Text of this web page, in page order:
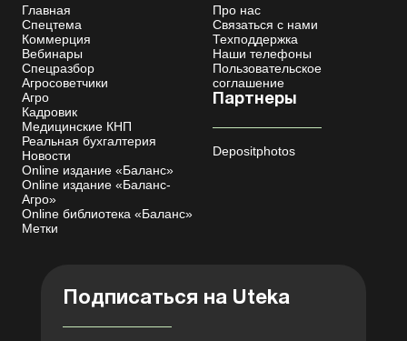
Главная
Спецтема
Коммерция
Вебинары
Спецразбор
Агросоветчики
Агро
Кадровик
Медицинские КНП
Реальная бухгалтерия
Новости
Online издание «Баланс»
Online издание «Баланс-
Агро»
Online библиотека «Баланс»
Метки
Про нас
Связаться с нами
Техподдержка
Наши телефоны
Пользовательское
соглашение
Партнеры
Depositphotos
Подписаться на Uteka